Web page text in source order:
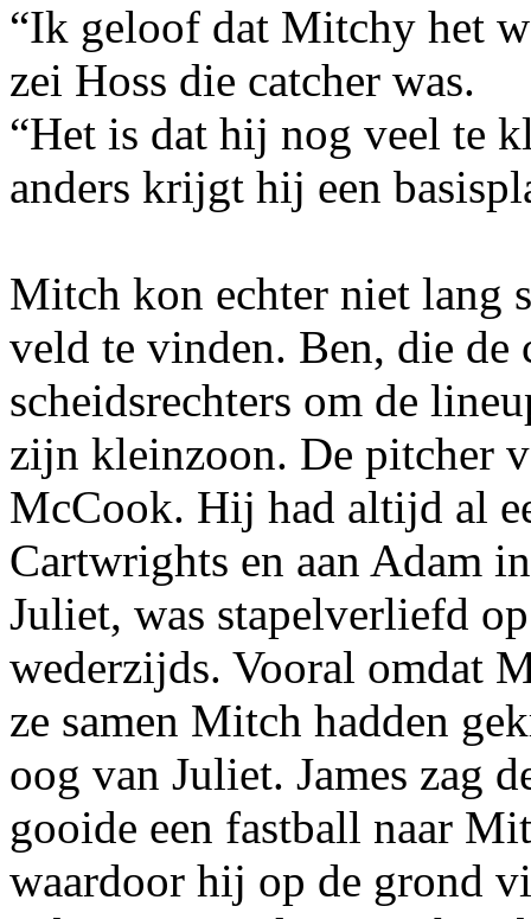
“Ik geloof dat Mitchy het
zei Hoss die catcher was.
“Het is dat hij nog veel te
anders krijgt hij een
Mitch kon echter niet lang
veld te vinden. Ben, die de
scheidsrechters om de
zijn kleinzoon. De pitcher
McCook. Hij had altijd al
Cartwrights en aan Adam
Juliet, was stapelverliefd
wederzijds. Vooral omdat
ze samen Mitch hadden
oog van Juliet. James zag
gooide een fastball naar
waardoor hij op de grond